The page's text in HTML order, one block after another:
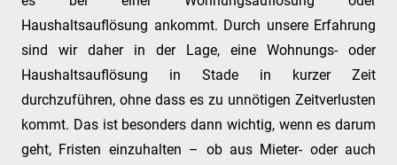
Haushaltsauflösung ankommt. Durch unsere Erfahrung
sind wir daher in der Lage, eine Wohnungs- oder
Haushaltsauflösung in Stade in kurzer Zeit
durchzuführen, ohne dass es zu unnötigen Zeitverlusten
kommt. Das ist besonders dann wichtig, wenn es darum
geht, Fristen einzuhalten – ob aus Mieter- oder auch